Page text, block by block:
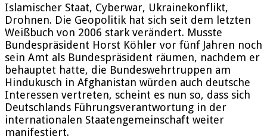
Islamischer Staat, Cyberwar, Ukrainekonflikt,
Drohnen. Die Geopolitik hat sich seit dem letzten
Weißbuch von 2006 stark verändert. Musste
Bundespräsident Horst Köhler vor fünf Jahren noch
sein Amt als Bundespräsident räumen, nachdem er
behauptet hatte, die Bundeswehrtruppen am
Hindukusch in Afghanistan würden auch deutsche
Interessen vertreten, scheint es nun so, dass sich
Deutschlands Führungsverantwortung in der
internationalen Staatengemeinschaft weiter
manifestiert.